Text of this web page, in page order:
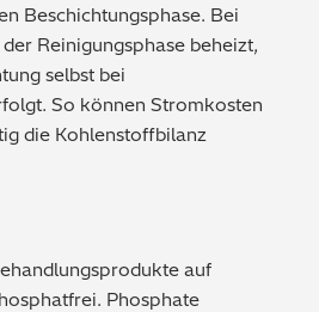
Beschichtungsphase. Bei
Reinigungsphase beheizt,
selbst bei
So können Stromkosten
die Kohlenstoffbilanz
auf
Phosphate